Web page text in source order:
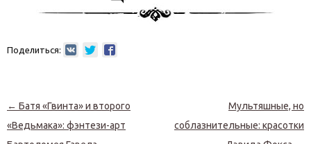
Поделиться:
Навигация по записям
← Батя «Гвинта» и второго
«Ведьмака»: фэнтези-арт
Мультяшные, но
соблазнительные: красотки